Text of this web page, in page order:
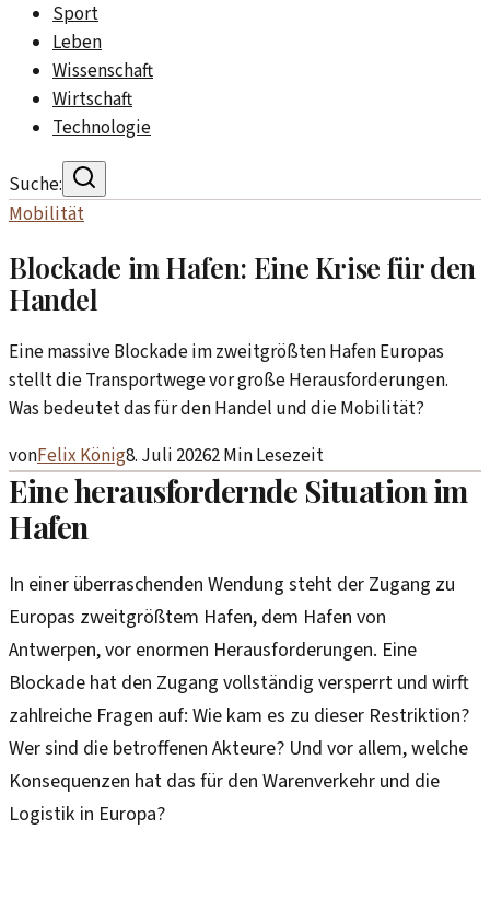
Sport
Leben
Wissenschaft
Wirtschaft
Technologie
Suche:
Mobilität
Blockade im Hafen: Eine Krise für den
Handel
Eine massive Blockade im zweitgrößten Hafen Europas
stellt die Transportwege vor große Herausforderungen.
Was bedeutet das für den Handel und die Mobilität?
vonFelix König8. Juli 20262Min Lesezeit
Eine herausfordernde Situation im
Hafen
In einer überraschenden Wendung steht der Zugang zu
Europas zweitgrößtem Hafen, dem Hafen von
Antwerpen, vor enormen Herausforderungen. Eine
Blockade hat den Zugang vollständig versperrt und wirft
zahlreiche Fragen auf: Wie kam es zu dieser Restriktion?
Wer sind die betroffenen Akteure? Und vor allem, welche
Konsequenzen hat das für den Warenverkehr und die
Logistik in Europa?